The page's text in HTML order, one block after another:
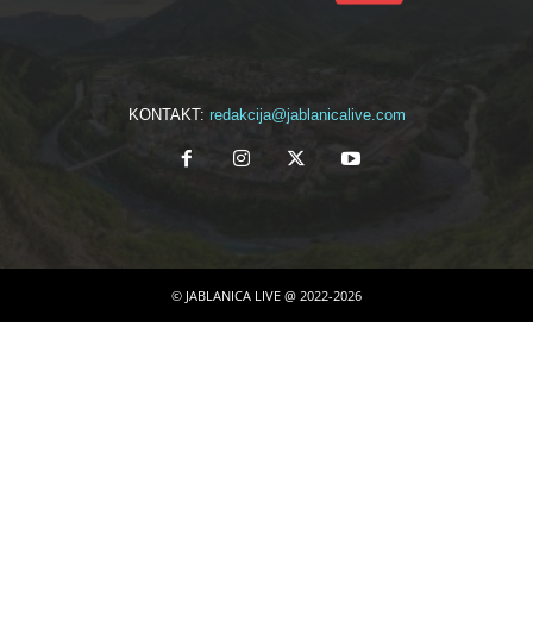
KONTAKT: redakcija@jablanicalive.com
© JABLANICA LIVE @ 2022-2026